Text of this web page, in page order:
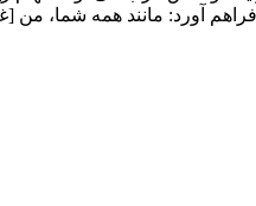
آورد: مانند همه شما، من